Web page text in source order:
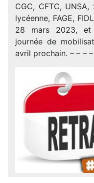
CGC, CFTC,
lycéenne, FAGE,
28 mars 2023, et
journée de
avril prochain. – – –